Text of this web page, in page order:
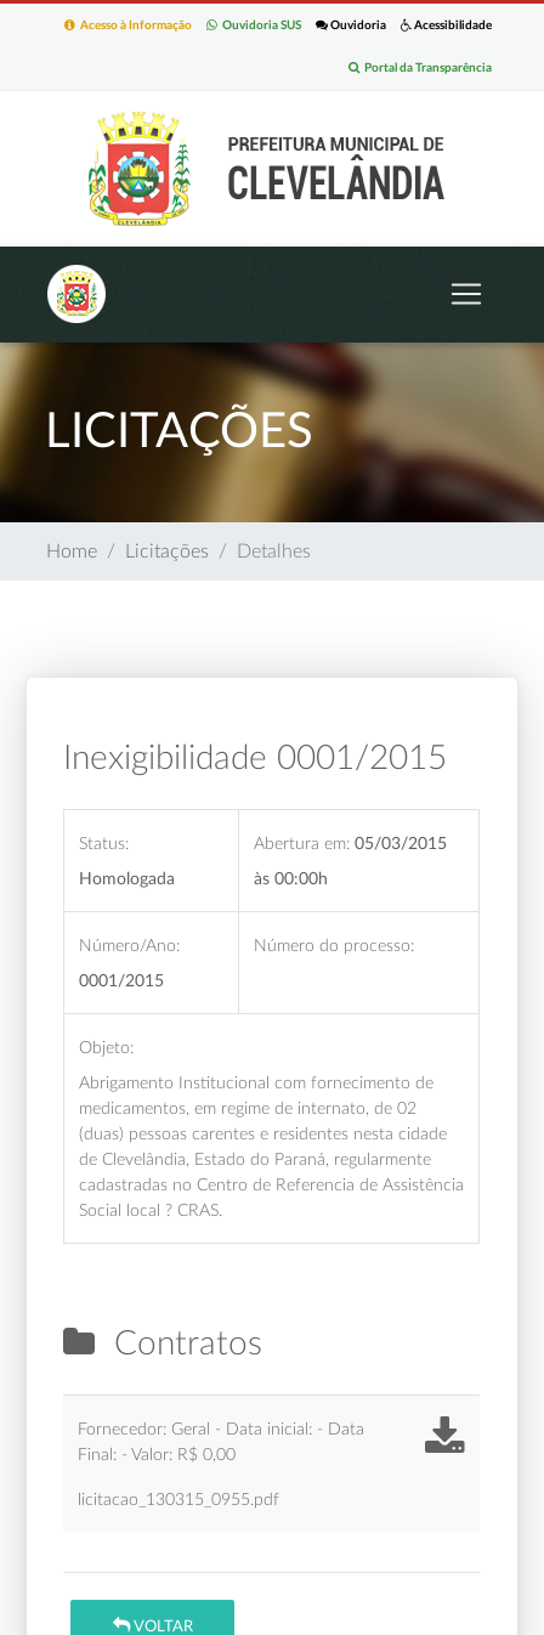
Acessibilidade
Ouvidoria
Ouvidoria SUS
Acesso à Informação
Portal da Transparência
LICITAÇÕES
Home Licitações Detalhes
Inexigibilidade 0001/2015
Status:
Homologada
Abertura em: 05/03/2015
às 00:00h
Número/Ano:
0001/2015
Número do processo:
Objeto:
Abrigamento Institucional com fornecimento de
medicamentos, em regime de internato, de 02
(duas) pessoas carentes e residentes nesta cidade
de Clevelândia, Estado do Paraná, regularmente
cadastradas no Centro de Referencia de Assistência
Social local ? CRAS.
Contratos
Fornecedor: Geral - Data inicial: - Data
Final: - Valor: R$ 0,00
licitacao_130315_0955.pdf
VOLTAR